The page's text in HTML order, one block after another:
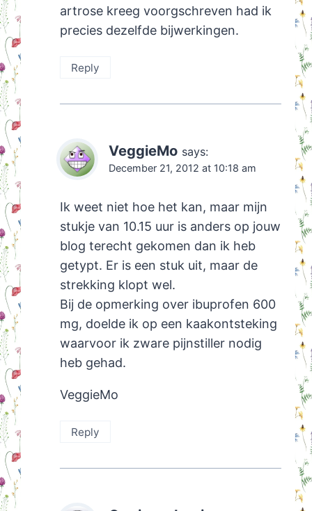
artrose kreeg voorgschreven had ik
precies dezelfde bijwerkingen.
Reply
VeggieMo says:
December 21, 2012 at 10:18 am
Ik weet niet hoe het kan, maar mijn
stukje van 10.15 uur is anders op jouw
blog terecht gekomen dan ik heb
getypt. Er is een stuk uit, maar de
strekking klopt wel.
Bij de opmerking over ibuprofen 600
mg, doelde ik op een kaakontsteking
waarvoor ik zware pijnstiller nodig
heb gehad.
VeggieMo
Reply